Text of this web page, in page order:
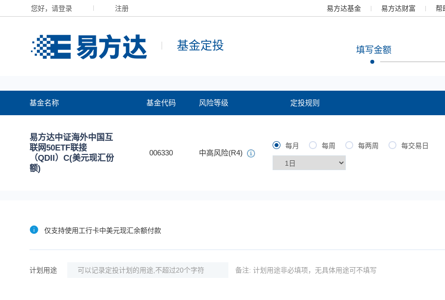
您好，请登录 注册 易方达基金 易方达财富 帮
基金定投 填写金额
基金名称 基金代码 风险等级 定投规则
易方达中证海外中国互
联网50ETF联接
（QDII）C(美元现汇份
额)
006330 中高风险(R4)
每月 每周 每两周 每交易日
仅支持使用工行卡中美元现汇余额付款
计划用途 备注: 计划用途非必填项，无具体用途可不填写